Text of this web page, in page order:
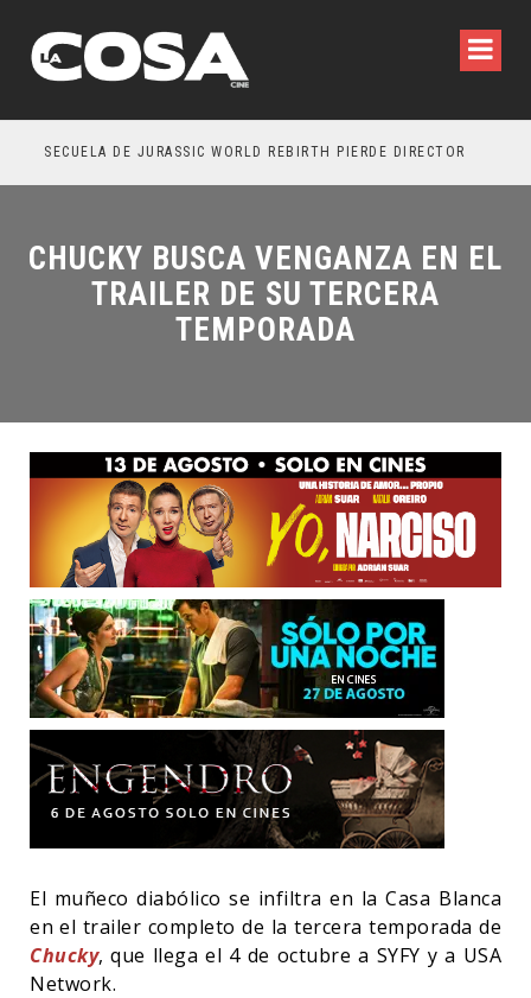
SECUELA DE JURASSIC WORLD REBIRTH PIERDE DIRECTOR
CHUCKY BUSCA VENGANZA EN EL
TRAILER DE SU TERCERA
TEMPORADA
El muñeco diabólico se infiltra en la Casa Blanca
en el trailer completo de la tercera temporada de
Chucky, que llega el 4 de octubre a SYFY y a USA
Network.